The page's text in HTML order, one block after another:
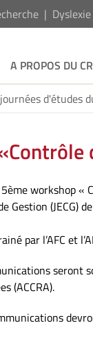
Dyslexie
A PROPOS DU
d'études
workshop «
Gestion (JECG)
par l’AFC et
seront
(ACCRA).